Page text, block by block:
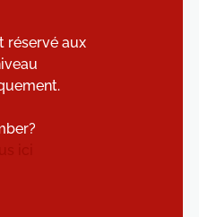
réservé aux